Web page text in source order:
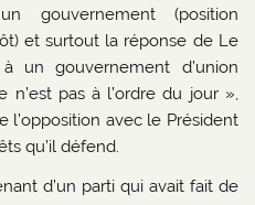
gouvernement (position
et surtout la réponse de Le
un gouvernement d’union
n’est pas à l’ordre du jour »,
l’opposition avec le Président
qu’il défend.
d’un parti qui avait fait de